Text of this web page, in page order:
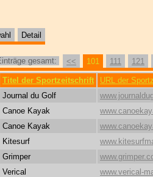
Detail
gesamt: << 101 111 121
Titel der Sportzeitschrift
URL der
Journal du Golf
Canoe Kayak
Canoe Kayak
Kitesurf
Grimper
Verical
www.verical-